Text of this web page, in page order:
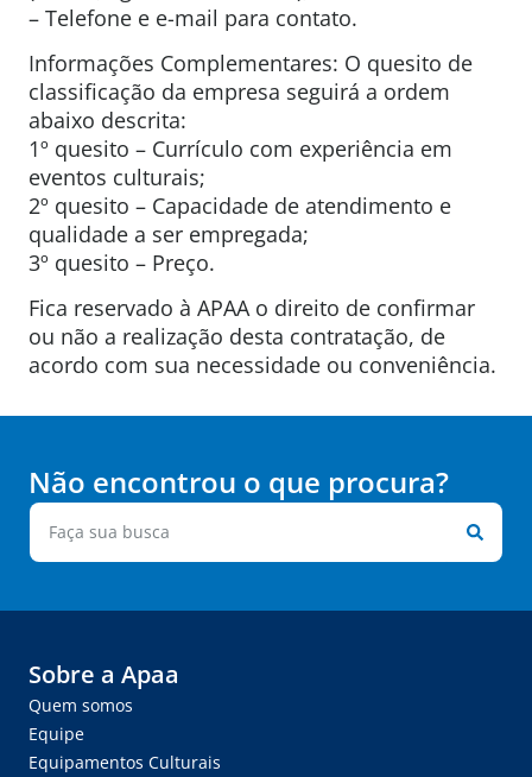
– Telefone e e-mail para contato.
Informações Complementares: O quesito de
classificação da empresa seguirá a ordem
abaixo descrita:
1º quesito – Currículo com experiência em
eventos culturais;
2º quesito – Capacidade de atendimento e
qualidade a ser empregada;
3º quesito – Preço.
Fica reservado à APAA o direito de confirmar
ou não a realização desta contratação, de
acordo com sua necessidade ou conveniência.
Não encontrou o que procura?
Sobre a Apaa
Quem somos
Equipe
Equipamentos Culturais